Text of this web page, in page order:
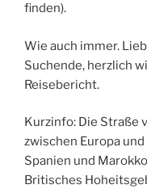
finden).
Wie auch immer.
Suchende, herzlich
Reisebericht.
Kurzinfo: Die Straße
zwischen Europa
Spanien und
Britisches